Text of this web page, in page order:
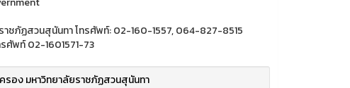
ชภัฏสวนสุนันทา โทรศัพท์: 02-160-1557, 064-827-8515
ศัพท์ 02-1601571-73
รอง มหาวิทยาลัยราชภัฏสวนสุนันทา